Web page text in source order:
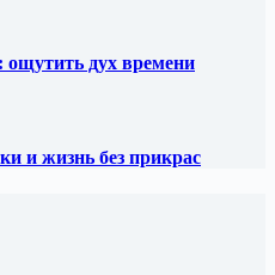
ощутить дух времени
и жизнь без прикрас